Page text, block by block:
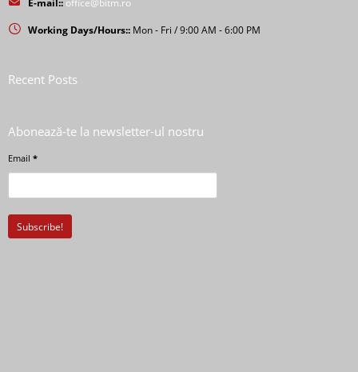
Working Days/Hours:: Mon - Fri / 9:00 AM - 6:00 PM
Recent Posts
Abonează-te la newsletter-ul nostru
Email *